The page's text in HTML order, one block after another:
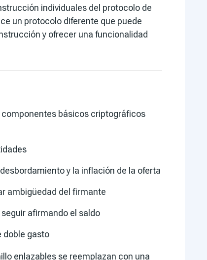
individuales del protocolo de
un protocolo diferente que puede
y ofrecer una funcionalidad
básicos criptográficos
y la inflación de la oferta
ambigüedad del firmante
afirmando el saldo
gasto
enlazables se reemplazan con una